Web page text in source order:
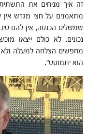
זה איך מניחים את
מתאמנים על חצי מגרש
שמשלים הכנסה, אין להם
נכונים. לא כולם ייצאו
מחפשים הצלחה למעלה ולא
הוא יתמוטט".